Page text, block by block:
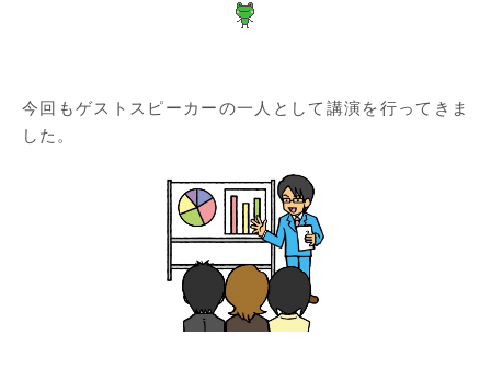
今回もゲストスピーカーの一人として講演を行ってきま
した。